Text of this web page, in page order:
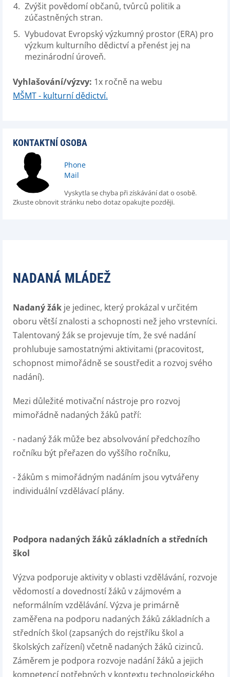
Zvýšit povědomí občanů, tvůrců politik a
zúčastněných stran.
Vybudovat Evropský výzkumný prostor (ERA) pro
výzkum kulturního dědictví a přenést jej na
mezinárodní úroveň.
Vyhlašování/výzvy: 1x ročně na webu
MŠMT - kulturní dědictví.
KONTAKTNÍ OSOBA
Phone
Mail
Vyskytla se chyba při získávání dat o osobě.
Zkuste obnovit stránku nebo dotaz opakujte později.
NADANÁ MLÁDEŽ
Nadaný žák je jedinec, který prokázal v určitém
oboru větší znalosti a schopnosti než jeho vrstevníci.
Talentovaný žák se projevuje tím, že své nadání
prohlubuje samostatnými aktivitami (pracovitost,
schopnost mimořádně se soustředit a rozvoj svého
nadání).
Mezi důležité motivační nástroje pro rozvoj
mimořádně nadaných žáků patří:
- nadaný žák může bez absolvování předchozího
ročníku být přeřazen do vyššího ročníku,
- žákům s mimořádným nadáním jsou vytvářeny
individuální vzdělávací plány.
Podpora nadaných žáků základních a středních
škol
Výzva podporuje aktivity v oblasti vzdělávání, rozvoje
vědomostí a dovedností žáků v zájmovém a
neformálním vzdělávání. Výzva je primárně
zaměřena na podporu nadaných žáků základních a
středních škol (zapsaných do rejstříku škol a
školských zařízení) včetně nadaných žáků cizinců.
Záměrem je podpora rozvoje nadání žáků a jejich
kompetencí potřebných v kontextu technologického